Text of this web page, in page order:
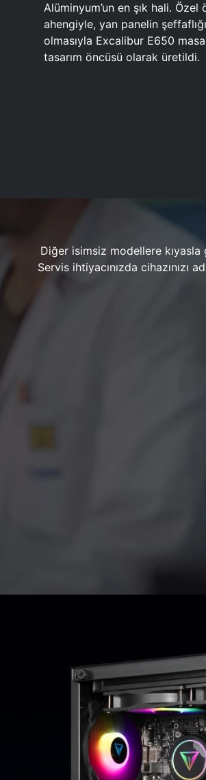
Alüminyum’un en şık hali. Özel
ahengiyle, yan panelin
olmasıyla Excalibur E650
tasarım öncüsü olarak üretildi.
Diğer isimsiz modellere
Servis ihtiyacınızda